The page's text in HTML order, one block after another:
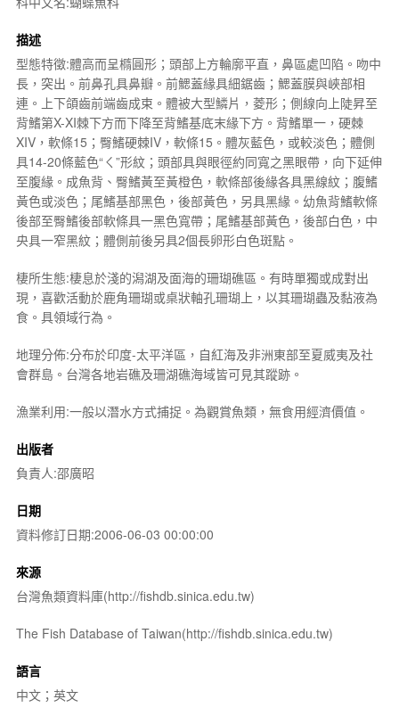
描述
型態特徵:體高而呈橢圓形；頭部上方輪廓平直，鼻區處凹陷。吻中
長，突出。前鼻孔具鼻瓣。前鰓蓋緣具細鋸齒；鰓蓋膜與峽部相
連。上下頜齒前端齒成束。體被大型鱗片，菱形；側線向上陡昇至
背鰭第X-XI棘下方而下降至背鰭基底末緣下方。背鰭單一，硬棘
XIV，軟條15；臀鰭硬棘IV，軟條15。體灰藍色，或較淡色；體側
具14-20條藍色“ㄑ”形紋；頭部具與眼徑約同寬之黑眼帶，向下延伸
至腹緣。成魚背、臀鰭黃至黃橙色，軟條部後緣各具黑線紋；腹鰭
黃色或淡色；尾鰭基部黑色，後部黃色，另具黑緣。幼魚背鰭軟條
後部至臀鰭後部軟條具一黑色寬帶；尾鰭基部黃色，後部白色，中
央具一窄黑紋；體側前後另具2個長卵形白色斑點。
棲所生態:棲息於淺的潟湖及面海的珊瑚礁區。有時單獨或成對出
現，喜歡活動於鹿角珊瑚或桌狀軸孔珊瑚上，以其珊瑚蟲及黏液為
食。具領域行為。
地理分佈:分布於印度-太平洋區，自紅海及非洲東部至夏威夷及社
會群島。台灣各地岩礁及珊湖礁海域皆可見其蹤跡。
漁業利用:一般以潛水方式捕捉。為觀賞魚類，無食用經濟價值。
出版者
負責人:邵廣昭
日期
資料修訂日期:2006-06-03 00:00:00
來源
台灣魚類資料庫(http://fishdb.sinica.edu.tw)
The Fish Database of Taiwan(http://fishdb.sinica.edu.tw)
語言
中文；英文